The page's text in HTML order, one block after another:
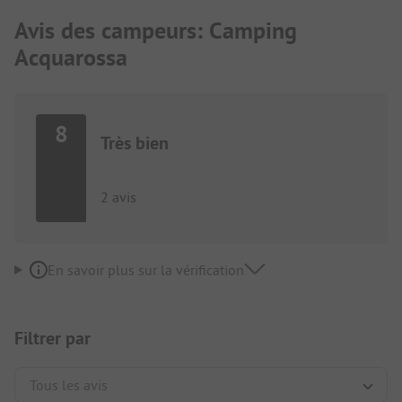
Avis des campeurs: Camping
Acquarossa
8 Très bien
2 avis
En savoir plus sur la vérification
Filtrer par